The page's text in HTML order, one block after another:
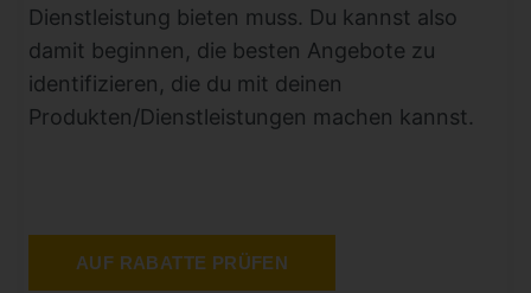
Dienstleistung bieten muss. Du kannst also
damit beginnen, die besten Angebote zu
identifizieren, die du mit deinen
Produkten/Dienstleistungen machen kannst.
AUF RABATTE PRÜFEN